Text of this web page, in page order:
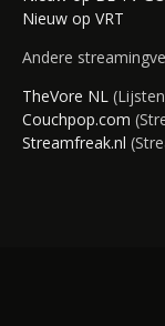
Nieuw op VRT
Andere
TheVore NL
Couchpop.com
Streamfreak.nl